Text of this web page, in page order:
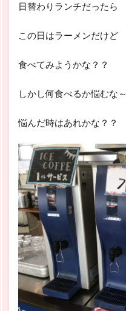
日替わりランチだったら
この日はラーメンだけど
食べてみようかな？？
しかし何食べるか悩むな～
悩んだ時はあれかな？？